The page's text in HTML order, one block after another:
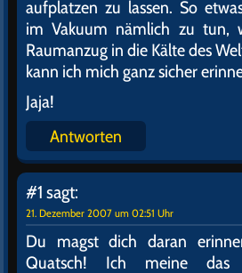
aufplatzen zu lassen. So
im Vakuum nämlich zu tun,
Raumanzug in die Kälte des
kann ich mich ganz sicher
Jaja!
Antworten
#1 sagt:
21. Dezember 2007 um 02:51 Uhr
Du magst dich daran
Quatsch! Ich meine das